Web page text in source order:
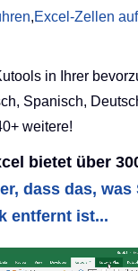
,Excel-Zellen
in Ihrer
Spanisch,
weitere!
bietet über
dass das, was
entfernt ist...